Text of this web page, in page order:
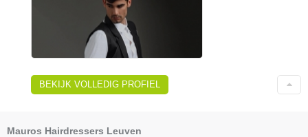
BEKIJK VOLLEDIG PROFIEL
Mauros Hairdressers Leuven